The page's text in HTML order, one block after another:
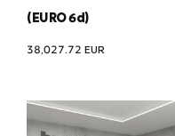
(EURO 6d)
38,027.72 EUR